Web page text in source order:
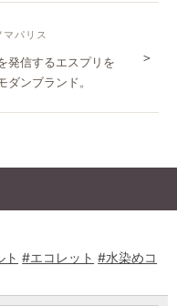
マパリス
発信するエスプリを
ンブランド。
＞
ト #エコレット #水染めコ